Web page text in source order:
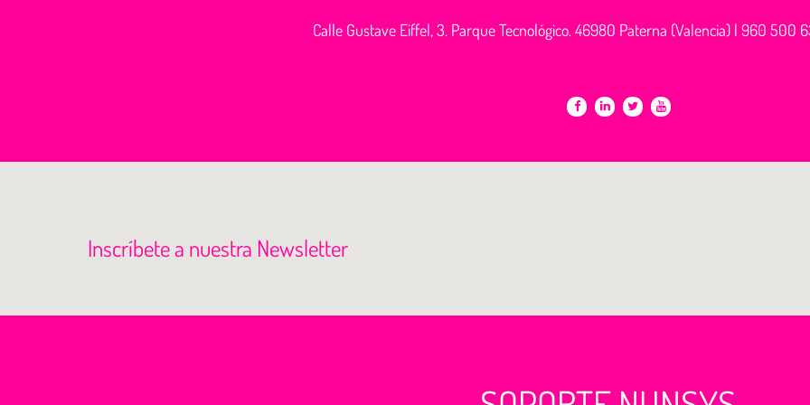
Calle Gustave Eiffel, 3. Parque Tecnológico. 46980 Paterna (Valencia) | 960 500
Inscríbete a nuestra Newsletter